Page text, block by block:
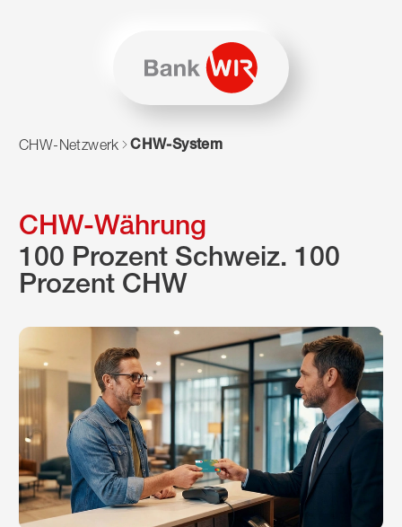
Zum Navigieren dieser Seite wird JavaScript benötigt.
CHW-Netzwerk CHW-System
CHW-Währung
100 Prozent Schweiz. 100
Prozent CHW